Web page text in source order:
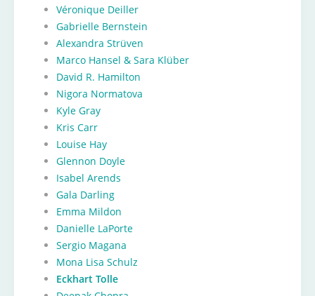
Véronique Deiller
Gabrielle Bernstein
Alexandra Strüven
Marco Hansel & Sara Klüber
David R. Hamilton
Nigora Normatova
Kyle Gray
Kris Carr
Louise Hay
Glennon Doyle
Isabel Arends
Gala Darling
Emma Mildon
Danielle LaPorte
Sergio Magana
Mona Lisa Schulz
Eckhart Tolle